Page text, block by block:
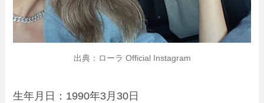
出典：ローラ Official Instagram
生年月日：1990年3月30日